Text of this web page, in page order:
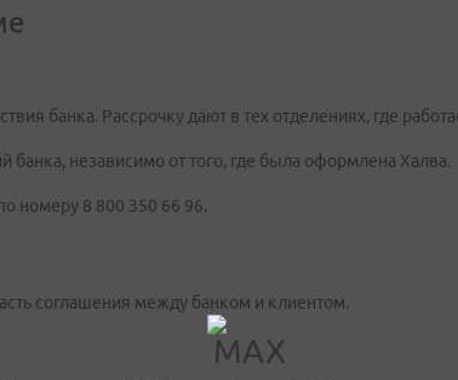
банка. Рассрочку дают в тех отделениях, где
банка, независимо от того, где была оформлена Халва.
номеру 8 800 350 66 96.
соглашения между банком и клиентом.